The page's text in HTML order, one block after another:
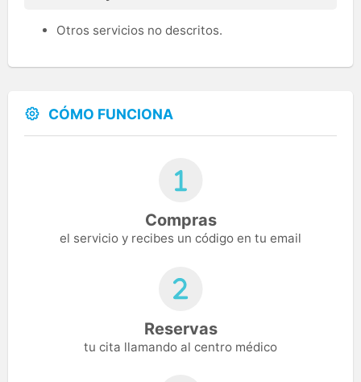
Otros servicios no descritos.
CÓMO FUNCIONA
Compras
el servicio y recibes un código en tu email
Reservas
tu cita llamando al centro médico